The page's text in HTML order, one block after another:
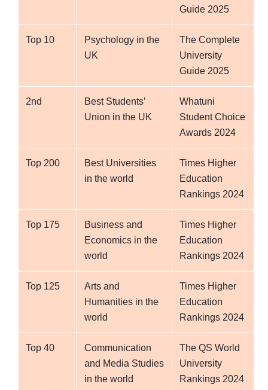
Guide 2025
Top 10
Psychology in the
UK
The Complete
University
Guide 2025
2nd
Best Students’
Union in the UK
Whatuni
Student Choice
Awards 2024
Top 200
Best Universities
in the world
Times Higher
Education
Rankings 2024
Top 175
Business and
Economics in the
world
Times Higher
Education
Rankings 2024
Top 125
Arts and
Humanities in the
world
Times Higher
Education
Rankings 2024
Top 40
Communication
and Media Studies
in the world
The QS World
University
Rankings 2024